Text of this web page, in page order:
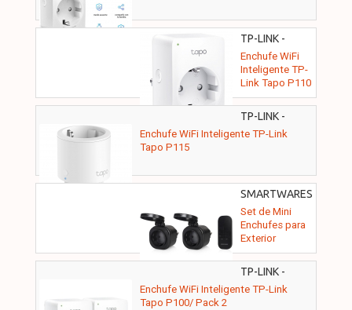
TP-LINK -
TAPO P110
Enchufe WiFi
Inteligente TP-
Link Tapo P110
TP-LINK -
TAPO P115
Enchufe WiFi Inteligente TP-Link
Tapo P115
SMARTWARES
- SH4-99653
Set de Mini
Enchufes para
Exterior
Smartwares
SH4-99653/
Negros
TP-LINK -
TAPO P100(2-
Enchufe WiFi Inteligente TP-Link
Tapo P100/ Pack 2